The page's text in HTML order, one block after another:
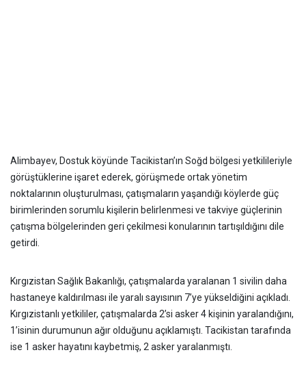
Alimbayev, Dostuk köyünde Tacikistan’ın Soğd bölgesi yetkilileriyle
görüştüklerine işaret ederek, görüşmede ortak yönetim
noktalarının oluşturulması, çatışmaların yaşandığı köylerde güç
birimlerinden sorumlu kişilerin belirlenmesi ve takviye güçlerinin
çatışma bölgelerinden geri çekilmesi konularının tartışıldığını dile
getirdi.
Kırgızistan Sağlık Bakanlığı, çatışmalarda yaralanan 1 sivilin daha
hastaneye kaldırılması ile yaralı sayısının 7’ye yükseldiğini açıkladı.
Kırgızistanlı yetkililer, çatışmalarda 2’si asker 4 kişinin yaralandığını,
1’isinin durumunun ağır olduğunu açıklamıştı. Tacikistan tarafında
ise 1 asker hayatını kaybetmiş, 2 asker yaralanmıştı.